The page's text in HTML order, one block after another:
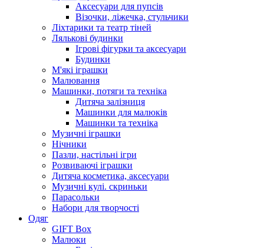
Аксесуари для пупсів
Візочки, ліжечка, стульчики
Ліхтарики та театр тіней
Лялькові будинки
Ігрові фігурки та аксесуари
Будинки
М'які іграшки
Малювання
Машинки, потяги та техніка
Дитяча залізниця
Машинки для малюків
Машинки та техніка
Музичні іграшки
Нічники
Пазли, настільні ігри
Розвиваючі іграшки
Дитяча косметика, аксесуари
Музичні кулі. скриньки
Парасольки
Набори для творчості
Одяг
GIFT Box
Малюки